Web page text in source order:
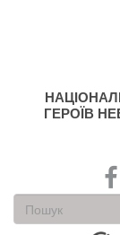
ГЕРОЇВ
Пошукова